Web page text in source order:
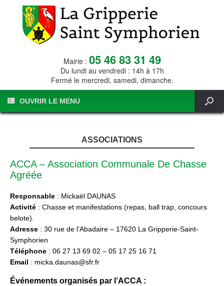
Mairie : 05 46 83 31 49
Du lundi au vendredi : 14h à 17h
Fermé le mercredi, samedi, dimanche.
OUVRIR LE MENU
ASSOCIATIONS
ACCA – Association Communale De Chasse
Agréée
Responsable : Mickaël DAUNAS
Activité : Chasse et manifestations (repas, ball trap, concours
belote).
Adresse : 30 rue de l’Abadaire – 17620 La Gripperie-Saint-
Symphorien
Téléphone : 06 27 13 69 02 – 05 17 25 16 71
Email : micka.daunas@sfr.fr
Événements organisés par l’ACCA :